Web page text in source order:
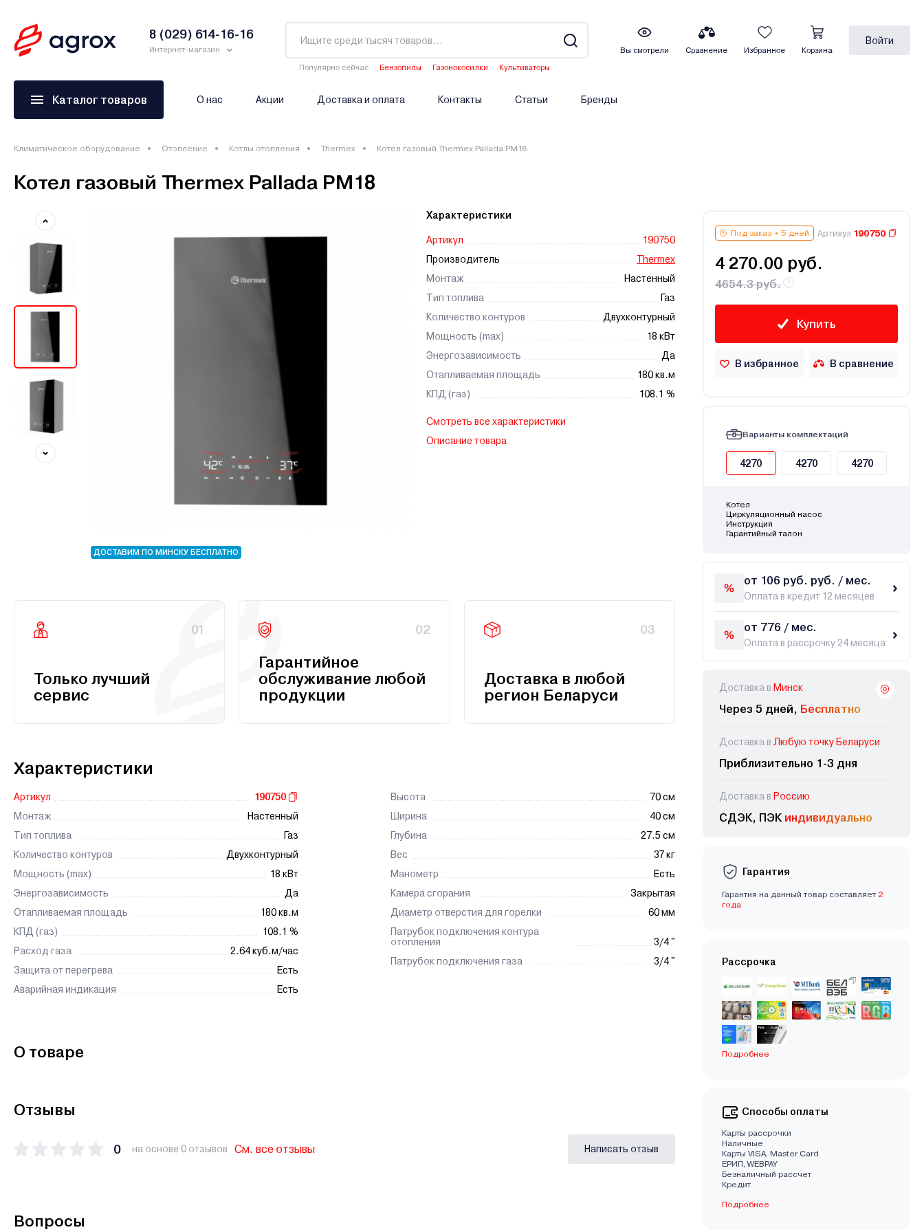
8 (029) 614-16-16
Интернет-магазин
Популярно сейчас Бензопилы Газонокосилки
Культиваторы
Вы смотрели Сравнение Избранное Корзина
Войти
Каталог товаров О нас Акции Доставка и оплата Контакты Статьи Бренды
Климатическое оборудование Отопление Котлы отопления Thermex Котел газовый Thermex Pallada PM18
Котел газовый Thermex Pallada PM18
ДОСТАВИМ ПО МИНСКУ БЕСПЛАТНО
Характеристики
Артикул
190750
Производитель
Thermex
Монтаж
Настенный
Тип топлива
Газ
Количество контуров
Двухконтурный
Мощность (max)
18 кВт
Энергозависимость
Да
Отапливаемая площадь
180 кв.м
КПД (газ)
108.1 %
Смотреть все характеристики
Описание товара
01
Только лучший
сервис
02
Гарантийное
обслуживание любой
продукции
03
Доставка в любой
регион Беларуси
Характеристики
Артикул
190750
Монтаж
Настенный
Тип топлива
Газ
Количество контуров
Двухконтурный
Мощность (max)
18 кВт
Энергозависимость
Да
Отапливаемая площадь
180 кв.м
КПД (газ)
108.1 %
Расход газа
2.64 куб.м/час
Защита от перегрева
Есть
Аварийная индикация
Есть
Высота
70 см
Ширина
40 см
Глубина
27.5 см
Вес
37 кг
Манометр
Есть
Камера сгорания
Закрытая
Диаметр отверстия для горелки
60 мм
Патрубок подключения контура
отопления
3/4 "
Патрубок подключения газа
3/4 "
О товаре
Отзывы
0 на основе 0 отзывов См. все отзывы Написать отзыв
Вопросы
Под заказ 5 дней Артикул 190750
4 270.00 руб.
4654.3 руб.
Купить
В избранное В сравнение
Варианты комплектаций
4270 4270 4270
Котел
Циркуляционный насос
Инструкция
Гарантийный талон
от 106 руб. руб. / мес.
Оплата в кредит 12 месяцев
от 776 / мес.
Оплата в рассрочку 24 месяца
Доставка в Минск
Через 5 дней, Бесплатно
Доставка в Любую точку Беларуси
Приблизительно 1-3 дня
Доставка в Россию
СДЭК, ПЭК индивидуально
Гарантия
Гарантия на данный товар составляет 2
года
Рассрочка
Подробнее
Способы оплаты
Карты рассрочки
Наличные
Карты VISA, Master Card
EРИП, WEBPAY
Безналичный рассчет
Кредит
Подробнее